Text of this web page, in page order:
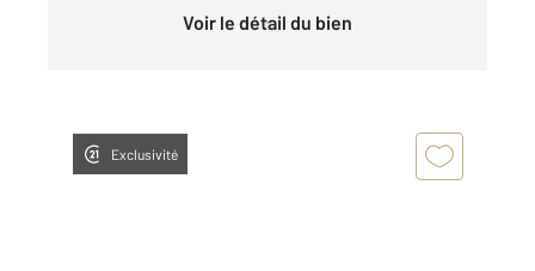
Voir le détail du bien
Exclusivité